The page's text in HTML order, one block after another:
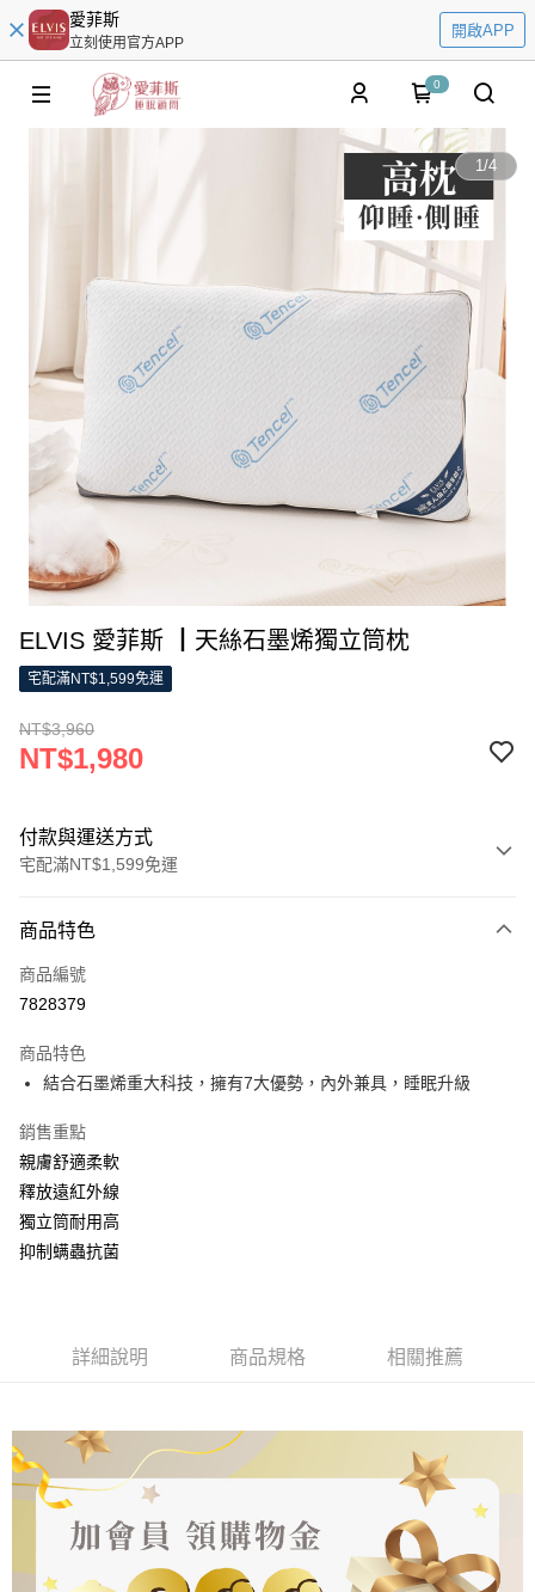
愛菲斯
立刻使用官方APP
開啟APP
0
1/4
ELVIS 愛菲斯 ┃天絲石墨烯獨立筒枕
宅配滿NT$1,599免運
NT$3,960
NT$1,980
付款與運送方式
宅配滿NT$1,599免運
信用卡一次付款
LINE Pay
街口支付
全盈+PAY
運送方式
物流宅配
每筆NT$150，滿NT$1,599(含以上)免運費
商品特色
商品編號
7828379
商品特色
結合石墨烯重大科技，擁有7大優勢，內外兼具，睡眠升級
銷售重點
親膚舒適柔軟
釋放遠紅外線
獨立筒耐用高
抑制螨蟲抗菌
詳細說明 商品規格 相關推薦